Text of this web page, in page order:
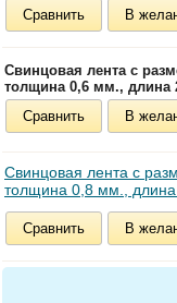
Сравнить В
Свинцовая лента с
толщина 0,6 мм., длина
Сравнить
В
Свинцовая лента с
толщина 0,8 мм.,
Сравнить В